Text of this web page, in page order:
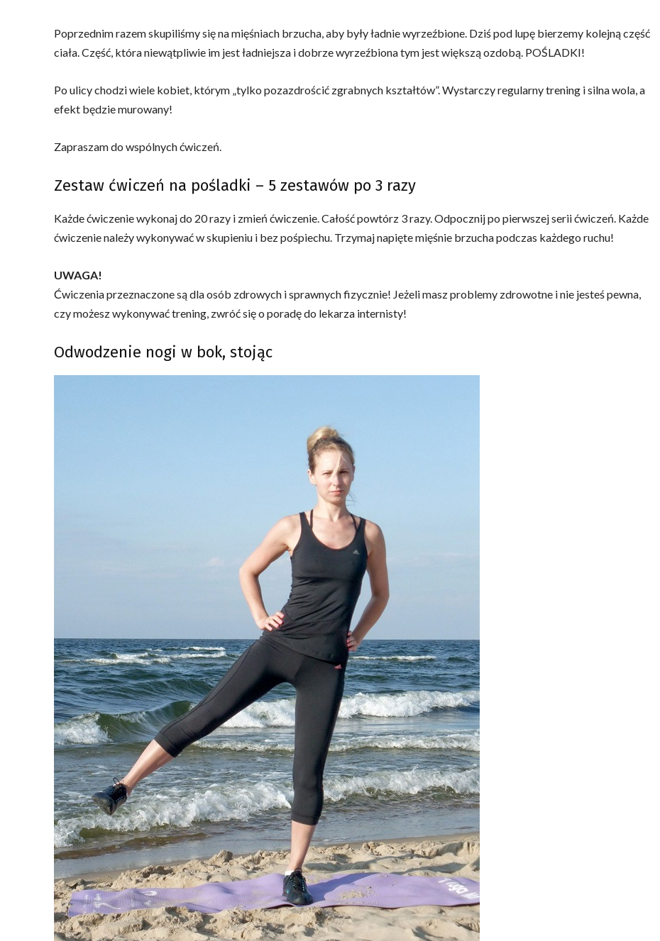
Poprzednim razem skupiliśmy się na mięśniach brzucha, aby były ładnie wyrzeźbione. Dziś pod lupę bierzemy kolejną część
ciała. Część, która niewątpliwie im jest ładniejsza i dobrze wyrzeźbiona tym jest większą ozdobą. POŚLADKI!
Po ulicy chodzi wiele kobiet, którym „tylko pozazdrościć zgrabnych kształtów”. Wystarczy regularny trening i silna wola, a
efekt będzie murowany!
Zapraszam do wspólnych ćwiczeń.
Zestaw ćwiczeń na pośladki – 5 zestawów po 3 razy
Każde ćwiczenie wykonaj do 20 razy i zmień ćwiczenie. Całość powtórz 3 razy. Odpocznij po pierwszej serii ćwiczeń. Każde
ćwiczenie należy wykonywać w skupieniu i bez pośpiechu. Trzymaj napięte mięśnie brzucha podczas każdego ruchu!
UWAGA!
Ćwiczenia przeznaczone są dla osób zdrowych i sprawnych fizycznie! Jeżeli masz problemy zdrowotne i nie jesteś pewna,
czy możesz wykonywać trening, zwróć się o poradę do lekarza internisty!
Odwodzenie nogi w bok, stojąc